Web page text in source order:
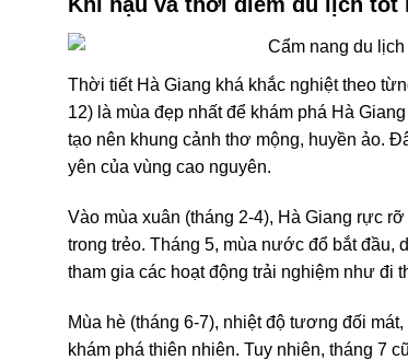
Thời tiết Hà Giang khá khắc nghiệt theo
12) là mùa đẹp nhất để khám phá Hà
tạo nên khung cảnh thơ mộng, huyền ảo.
yên của vùng cao nguyên.
Vào mùa xuân (tháng 2-4), Hà Giang rực
trong trẻo. Tháng 5, mùa nước đổ bắt
tham gia các hoạt động trải nghiệm như đi
Mùa hè (tháng 6-7), nhiệt độ tương đối
khám phá thiên nhiên. Tuy nhiên, tháng 7